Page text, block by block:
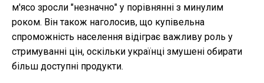
м'ясо зросли "незначно" у порівнянні з минулим
роком. Він також наголосив, що купівельна
спроможність населення відіграє важливу роль у
стримуванні цін, оскільки українці змушені обирати
більш доступні продукти.